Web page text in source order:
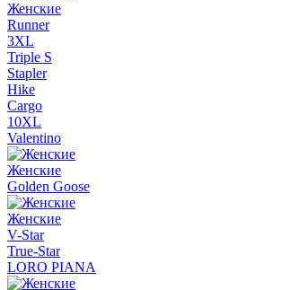
Женские
Runner
3XL
Triple S
Stapler
Hike
Cargo
10XL
Valentino
Женские
Golden Goose
Женские
V-Star
True-Star
LORO PIANA